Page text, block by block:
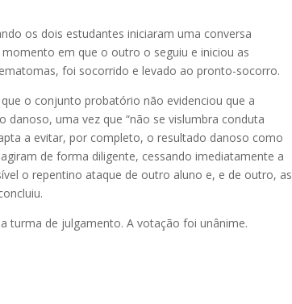
os dois estudantes iniciaram uma conversa
em que o outro o seguiu e iniciou as
foi socorrido e levado ao pronto-socorro.
o conjunto probatório não evidenciou que a
uma vez que “não se vislumbra conduta
a evitar, por completo, o resultado danoso como
de forma diligente, cessando imediatamente a
o repentino ataque de outro aluno e, e de outro, as
turma de julgamento. A votação foi unânime.